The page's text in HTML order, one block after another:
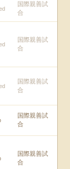
国際親善試
合
国際親善試
合
国際親善試
合
国際親善試
合
国際親善試
合